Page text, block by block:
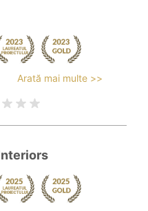
Arată mai multe >>